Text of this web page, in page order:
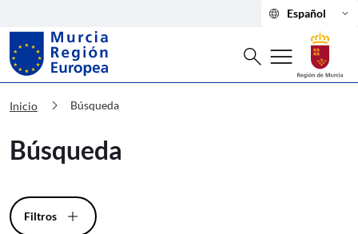
language Español keyboard_arrow_down
Murcia Región Europea Búsqueda
Buscar
search menu
Inicio chevron_right Búsqueda
Búsqueda
Filtros